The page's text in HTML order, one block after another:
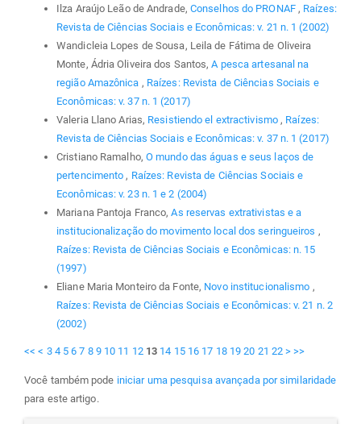
Ilza Araújo Leão de Andrade, Conselhos do PRONAF , Raízes:
Revista de Ciências Sociais e Econômicas: v. 21 n. 1 (2002)
Wandicleia Lopes de Sousa, Leila de Fátima de Oliveira
Monte, Ádria Oliveira dos Santos,A pesca artesanal na
região Amazônica , Raízes: Revista de Ciências Sociais e
Econômicas: v. 37 n. 1 (2017)
Valeria Llano Arias, Resistiendo el extractivismo , Raízes:
Revista de Ciências Sociais e Econômicas: v. 37 n. 1 (2017)
Cristiano Ramalho, O mundo das águas e seus laços de
pertencimento , Raízes: Revista de Ciências Sociais e
Econômicas: v. 23 n. 1 e 2 (2004)
Mariana Pantoja Franco,As reservas extrativistas e a
institucionalização do movimento local dos seringueiros ,
Raízes: Revista de Ciências Sociais e Econômicas: n. 15
(1997)
Eliane Maria Monteiro da Fonte, Novo institucionalismo ,
Raízes: Revista de Ciências Sociais e Econômicas: v. 21 n. 2
(2002)
<< < 3 4 5 6 7 8 9 10 11 12 13 14 15 16 17 18 19 20 21 22 > >>
Você também pode iniciar uma pesquisa avançada por similaridade
para este artigo.